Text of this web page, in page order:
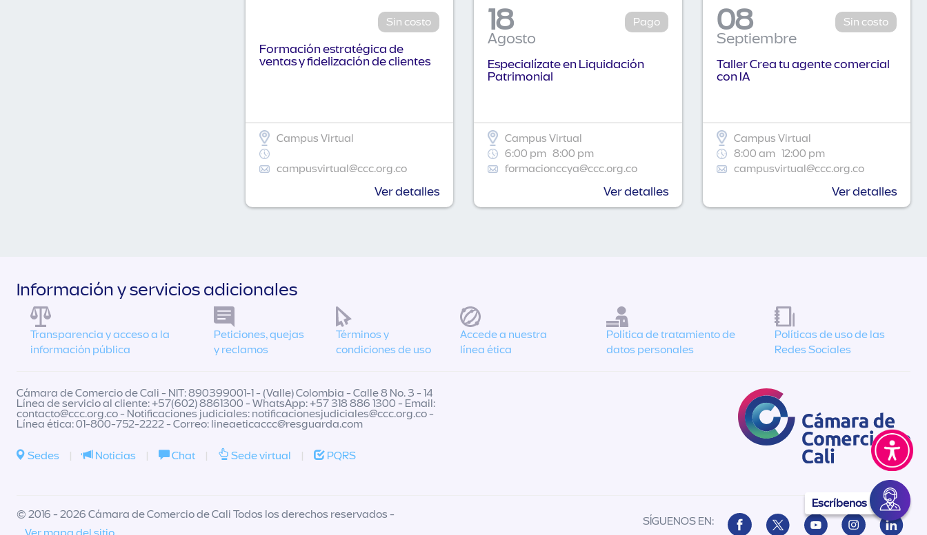
Sin costo
Formación estratégica de
ventas y fidelización de clientes
Campus Virtual
campusvirtual@ccc.org.co
Ver detalles
18
Agosto
Pago
Especialízate en Liquidación
Patrimonial
Campus Virtual
6:00 pm 8:00 pm
formacionccya@ccc.org.co
Ver detalles
08
Septiembre
Sin costo
Taller Crea tu agente comercial
con IA
Campus Virtual
8:00 am 12:00 pm
campusvirtual@ccc.org.co
Ver detalles
Escríbenos
Información y servicios adicionales
Transparencia y acceso a la
información pública
Peticiones, quejas
y reclamos
Términos y
condiciones de uso
Accede a nuestra
línea ética
Política de tratamiento de
datos personales
Políticas de uso de las
Redes Sociales
Cámara de Comercio de Cali - NIT: 890399001-1 - (Valle) Colombia - Calle 8 No. 3 - 14
Línea de servicio al cliente: +57(602) 8861300 - WhatsApp: +57 318 886 1300 - Email:
contacto@ccc.org.co- Notificaciones judiciales: notificacionesjudiciales@ccc.org.co-
Línea ética: 01-800-752-2222 - Correo: lineaeticaccc@resguarda.com
Sedes | Noticias | Chat | Sede virtual | PQRS
© 2016 - 2026 Cámara de Comercio de Cali Todos los derechos reservados -
SÍGUENOS EN: